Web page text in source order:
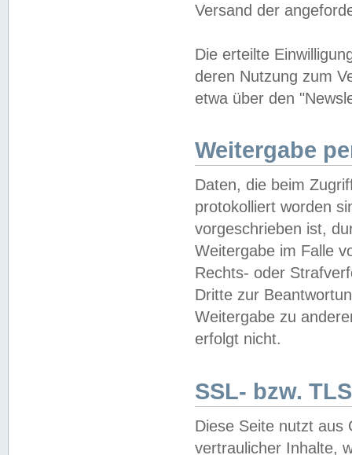
Versand der
Die erteilte
deren Nutzung zum
etwa über den
Weitergabe
Daten, die beim
protokolliert worden
vorgeschrieben ist,
Weitergabe im Falle
Rechts- oder
Dritte zur
Weitergabe zu
erfolgt nicht.
SSL- bzw.
Diese Seite nutzt aus
vertraulicher Inhalte,